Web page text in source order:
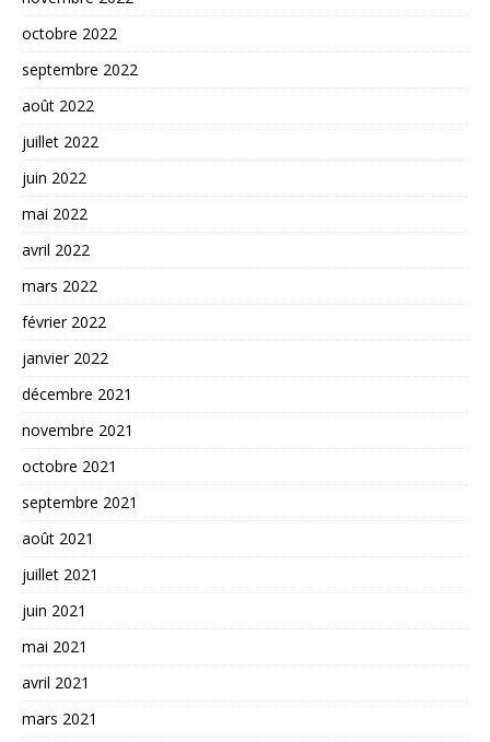
octobre 2022
septembre 2022
août 2022
juillet 2022
juin 2022
mai 2022
avril 2022
mars 2022
février 2022
janvier 2022
décembre 2021
novembre 2021
octobre 2021
septembre 2021
août 2021
juillet 2021
juin 2021
mai 2021
avril 2021
mars 2021